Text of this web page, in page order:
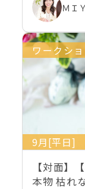
ＭＩ
ワークシ
9月[平日]
【対面】
本物 枯れ